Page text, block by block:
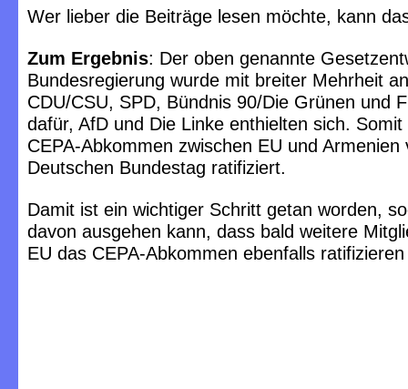
Wer lieber die Beiträge lesen möchte, kann
Zum Ergebnis: Der oben genannte
Bundesregierung wurde mit breiter Mehrheit
CDU/CSU, SPD, Bündnis 90/Die Grünen und
dafür, AfD und Die Linke enthielten sich.
CEPA-Abkommen zwischen EU und Armenien
Deutschen Bundestag ratifiziert.
Damit ist ein wichtiger Schritt getan worden,
davon ausgehen kann, dass bald weitere
EU das CEPA-Abkommen ebenfalls